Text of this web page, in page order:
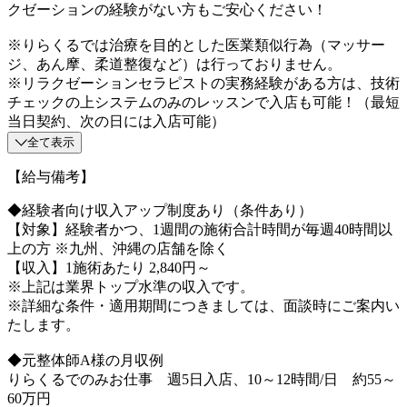
クゼーションの経験がない方もご安心ください！
※りらくるでは治療を目的とした医業類似行為（マッサー
ジ、あん摩、柔道整復など）は行っておりません。
※リラクゼーションセラピストの実務経験がある方は、技術
チェックの上システムのみのレッスンで入店も可能！（最短
当日契約、次の日には入店可能）
全て表示
【給与備考】
◆経験者向け収入アップ制度あり（条件あり）
【対象】経験者かつ、1週間の施術合計時間が毎週40時間以
上の方 ※九州、沖縄の店舗を除く
【収入】1施術あたり 2,840円～
※上記は業界トップ水準の収入です。
※詳細な条件・適用期間につきましては、面談時にご案内い
たします。
◆元整体師A様の月収例
りらくるでのみお仕事 週5日入店、10～12時間/日 約55～
60万円